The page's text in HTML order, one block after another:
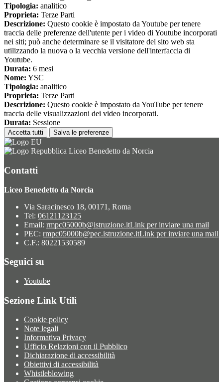
Tipologia: analitico
Proprieta: Terze Parti
Descrizione: Questo cookie è impostato da Youtube per tenere
traccia delle preferenze dell'utente per i video di Youtube incorporati
nei siti; può anche determinare se il visitatore del sito web sta
utilizzando la nuova o la vecchia versione dell'interfaccia di
Youtube.
Durata: 6 mesi
Nome: YSC
Tipologia: analitico
Proprieta: Terze Parti
Descrizione: Questo cookie è impostato da YouTube per tenere
traccia delle visualizzazioni dei video incorporati.
Durata: Sessione
Accetta tutti Salva le preferenze
Liceo Benedetto da Norcia
Contatti
Liceo Benedetto da Norcia
Via Saracinesco 18, 00171, Roma
Tel: 06121123125
Email: rmpc05000b@istruzione.itLink per inviare una mail
PEC: rmpc05000b@pec.istruzione.itLink per inviare una mail
C.F.: 80221530589
Seguici su
Youtube
Sezione Link Utili
Cookie policy
Note legali
Informativa Privacy
Ufficio Relazioni con il Pubblico
Dichiarazione di accessibilità
Obiettivi di accessibilità
Whistleblowing